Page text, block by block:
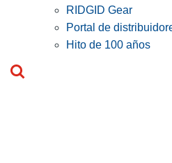
RIDGID Gear
Portal de
Hito de 100 años